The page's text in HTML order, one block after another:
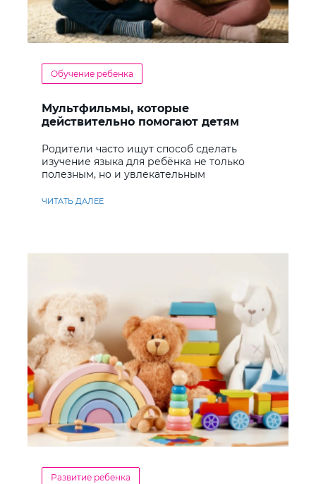
Обучение ребенка
Мультфильмы, которые
действительно помогают детям
Родители часто ищут способ сделать
изучение языка для ребёнка не только
полезным, но и увлекательным
ЧИТАТЬ ДАЛЕЕ
Развитие ребенка